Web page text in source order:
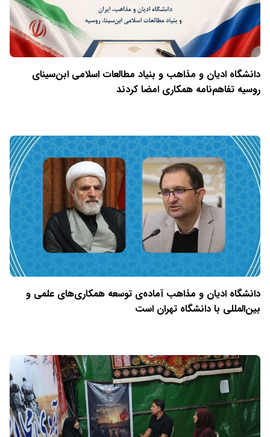
دانشگاه ادیان و مذاهب و بنیاد مطالعات اسلامی ابن‌سینای
روسیه تفاهم‌نامه همکاری امضا کردند
دانشگاه ادیان و مذاهب آماده‌ی توسعه همکاری‌های علمی و
بین‌المللی با دانشگاه تهران است